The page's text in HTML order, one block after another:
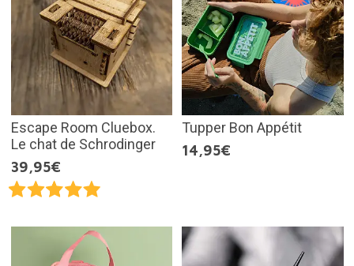
Escape Room Cluebox.
Le chat de Schrodinger
39,95€
Tupper Bon Appétit
14,95€